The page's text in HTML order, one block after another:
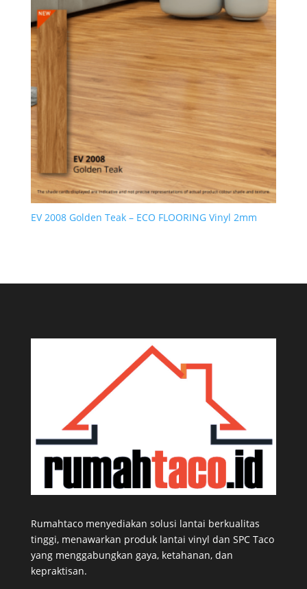
EV 2008 Golden Teak – ECO FLOORING Vinyl 2mm
Rumahtaco menyediakan solusi lantai berkualitas
tinggi, menawarkan produk lantai vinyl dan SPC Taco
yang menggabungkan gaya, ketahanan, dan
kepraktisan.